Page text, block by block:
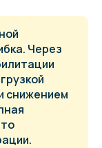
Через
снижением